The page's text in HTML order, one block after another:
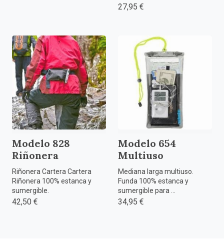
27,95 €
Modelo 828
Riñonera
Riñonera Cartera Cartera
Riñonera 100% estanca y
sumergible.
42,50 €
Modelo 654
Multiuso
Mediana larga multiuso.
Funda 100% estanca y
sumergible para ...
34,95 €